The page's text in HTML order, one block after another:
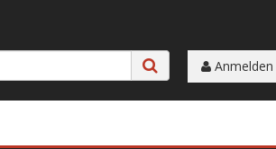
Anmelden